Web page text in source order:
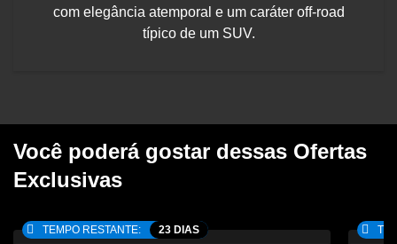
com elegância atemporal e um caráter off-road
típico de um SUV.
Você poderá gostar dessas Ofertas
Exclusivas
TEMPO RESTANTE: 23 DIAS